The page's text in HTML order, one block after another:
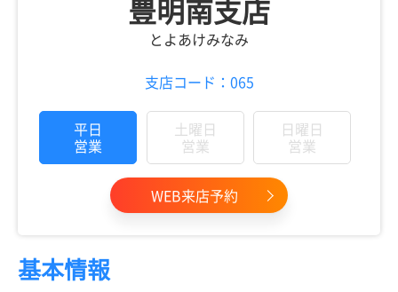
豊明南支店
とよあけみなみ
WEB来店予約
支店コード：065
平日
営業
土曜日
営業
日曜日
営業
基本情報